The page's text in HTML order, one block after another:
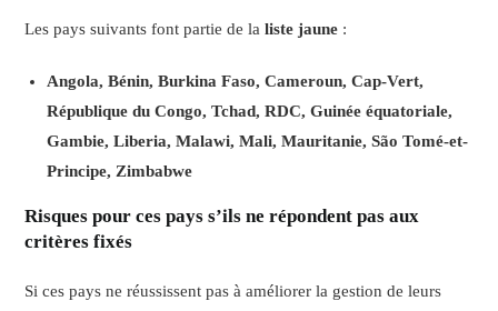
Les pays suivants font partie de laliste jaune :
Angola, Bénin, Burkina Faso, Cameroun, Cap-Vert,
République du Congo, Tchad, RDC, Guinée équatoriale,
Gambie, Liberia, Malawi, Mali, Mauritanie, São Tomé-et-
Principe, Zimbabwe
Risques pour ces pays s’ils ne répondent pas aux
critères fixés
Si ces pays ne réussissent pas à améliorer la gestion de leurs